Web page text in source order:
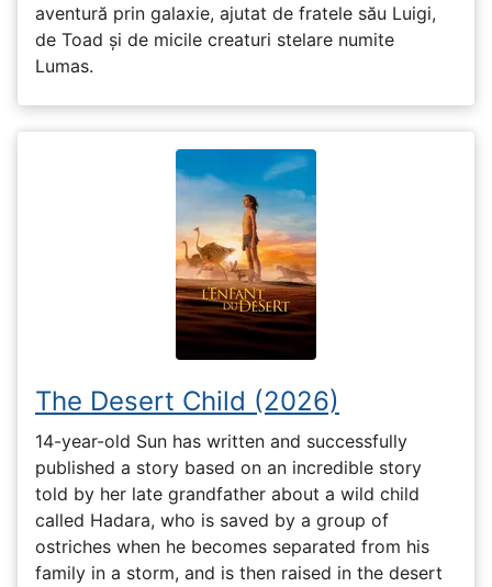
aventură prin galaxie, ajutat de fratele său Luigi,
de Toad și de micile creaturi stelare numite
Lumas.
The Desert Child (2026)
14-year-old Sun has written and successfully
published a story based on an incredible story
told by her late grandfather about a wild child
called Hadara, who is saved by a group of
ostriches when he becomes separated from his
family in a storm, and is then raised in the desert